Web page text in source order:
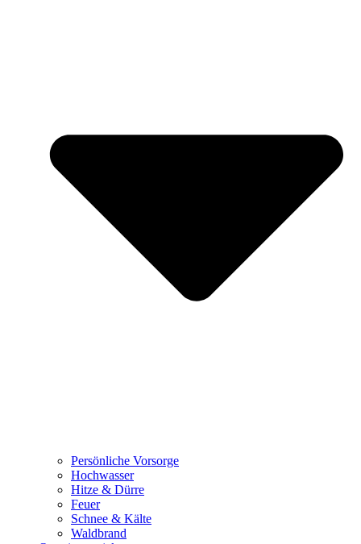
Persönliche Vorsorge
Hochwasser
Hitze & Dürre
Feuer
Schnee & Kälte
Waldbrand